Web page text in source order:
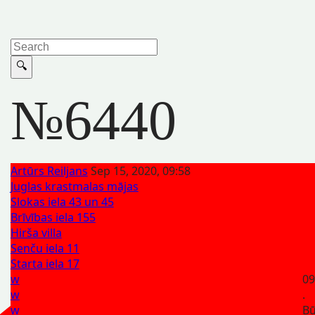
№6440
Artūrs Reiljans Sep 15, 2020, 09:58
Juglas krastmalas mājas
Slokas iela 43 un 45
Brīvības iela 155
Hirša villa
Senču iela 11
Starta iela 17
w
w
w
.